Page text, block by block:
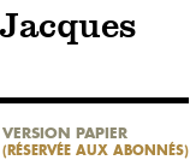
VERSION PAPIER
(RÉSERVÉE AUX ABONNÉS)